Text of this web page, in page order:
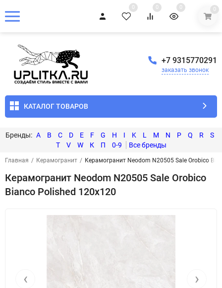
0 0 0 0
+7 9315770291
заказать звонок
КАТАЛОГ ТОВАРОВ
A B C D E F G H I K L M N P Q R
S
T
V W К П 0-9
Главная / Керамогранит / Керамогранит Neodom N20505 Sale Orobico
Керамогранит Neodom N20505 Sale Orobico
Bianco Polished 120x120
‹ ›